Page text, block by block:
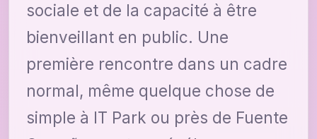
sociale et de la capacité à être
bienveillant en public. Une
première rencontre dans un cadre
normal, même quelque chose de
simple à IT Park ou près de Fuente